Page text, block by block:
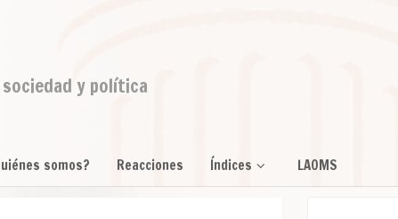
y política
somos? Reacciones Índices LAOMS